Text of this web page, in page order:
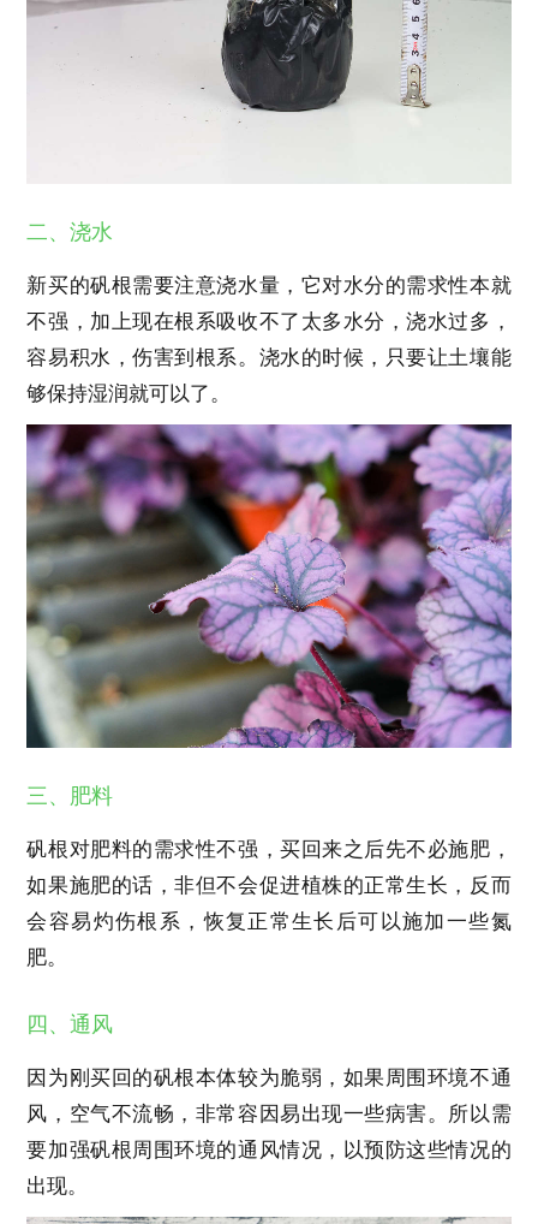
二、浇水
新买的矾根需要注意浇水量，它对水分的需求性本就
不强，加上现在根系吸收不了太多水分，浇水过多，
容易积水，伤害到根系。浇水的时候，只要让土壤能
够保持湿润就可以了。
三、肥料
矾根对肥料的需求性不强，买回来之后先不必施肥，
如果施肥的话，非但不会促进植株的正常生长，反而
会容易灼伤根系，恢复正常生长后可以施加一些氮
肥。
四、通风
因为刚买回的矾根本体较为脆弱，如果周围环境不通
风，空气不流畅，非常容因易出现一些病害。所以需
要加强矾根周围环境的通风情况，以预防这些情况的
出现。